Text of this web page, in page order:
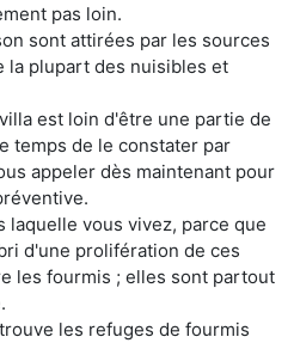
pas loin.
sont attirées par les sources
la plupart des nuisibles et
est loin d'être une partie de
temps de le constater par
appeler dès maintenant pour
laquelle vous vivez, parce que
d'une prolifération de ces
les fourmis ; elles sont partout
les refuges de fourmis